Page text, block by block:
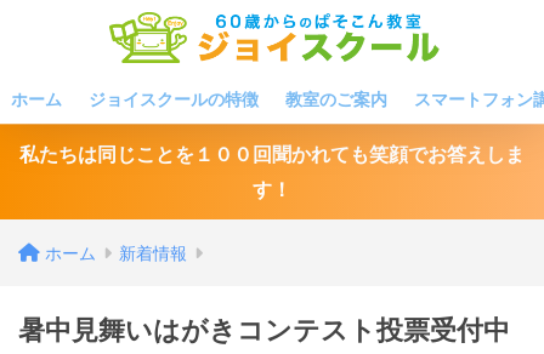
ホーム ジョイスクールの特徴 教室のご案内 スマートフォン
私たちは同じことを１００回聞かれても笑顔でお答えしま
す！
ホーム 新着情報
暑中見舞いはがきコンテスト投票受付中